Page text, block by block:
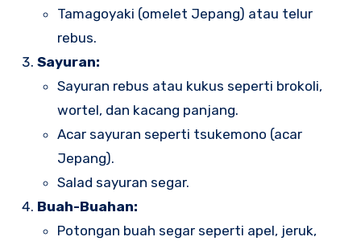
Tamagoyaki (omelet Jepang) atau telur
rebus.
Sayuran:
Sayuran rebus atau kukus seperti brokoli,
wortel, dan kacang panjang.
Acar sayuran seperti tsukemono (acar
Jepang).
Salad sayuran segar.
Buah-Buahan:
Potongan buah segar seperti apel, jeruk,